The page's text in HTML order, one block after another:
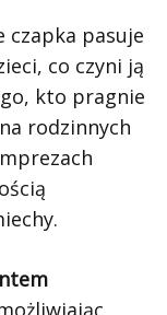
czapka pasuje
co czyni ją
kto pragnie
rodzinnych